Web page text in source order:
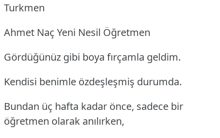
Turkmen
Ahmet Naç Yeni Nesil Öğretmen
Gördüğünüz gibi boya fırçamla geldim.
Kendisi benimle özdeşleşmiş durumda.
Bundan üç hafta kadar önce, sadece bir
öğretmen olarak anılırken,